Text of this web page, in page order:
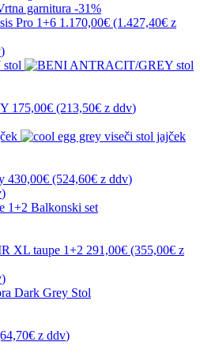
-31%
Pro 1+6 1.170,00€ (1.427,40€ z
)
175,00€ (213,50€ z ddv)
430,00€ (524,60€ z ddv)
)
XL taupe 1+2 291,00€ (355,00€ z
)
z ddv)